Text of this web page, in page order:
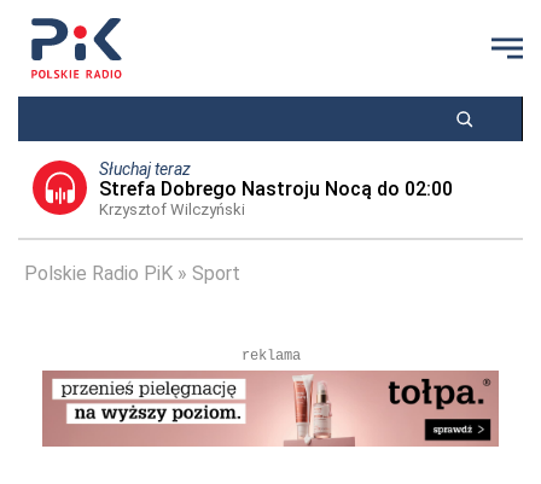
Słuchaj teraz
Strefa Dobrego Nastroju Nocą do 02:00
Krzysztof Wilczyński
Polskie Radio PiK Sport
reklama